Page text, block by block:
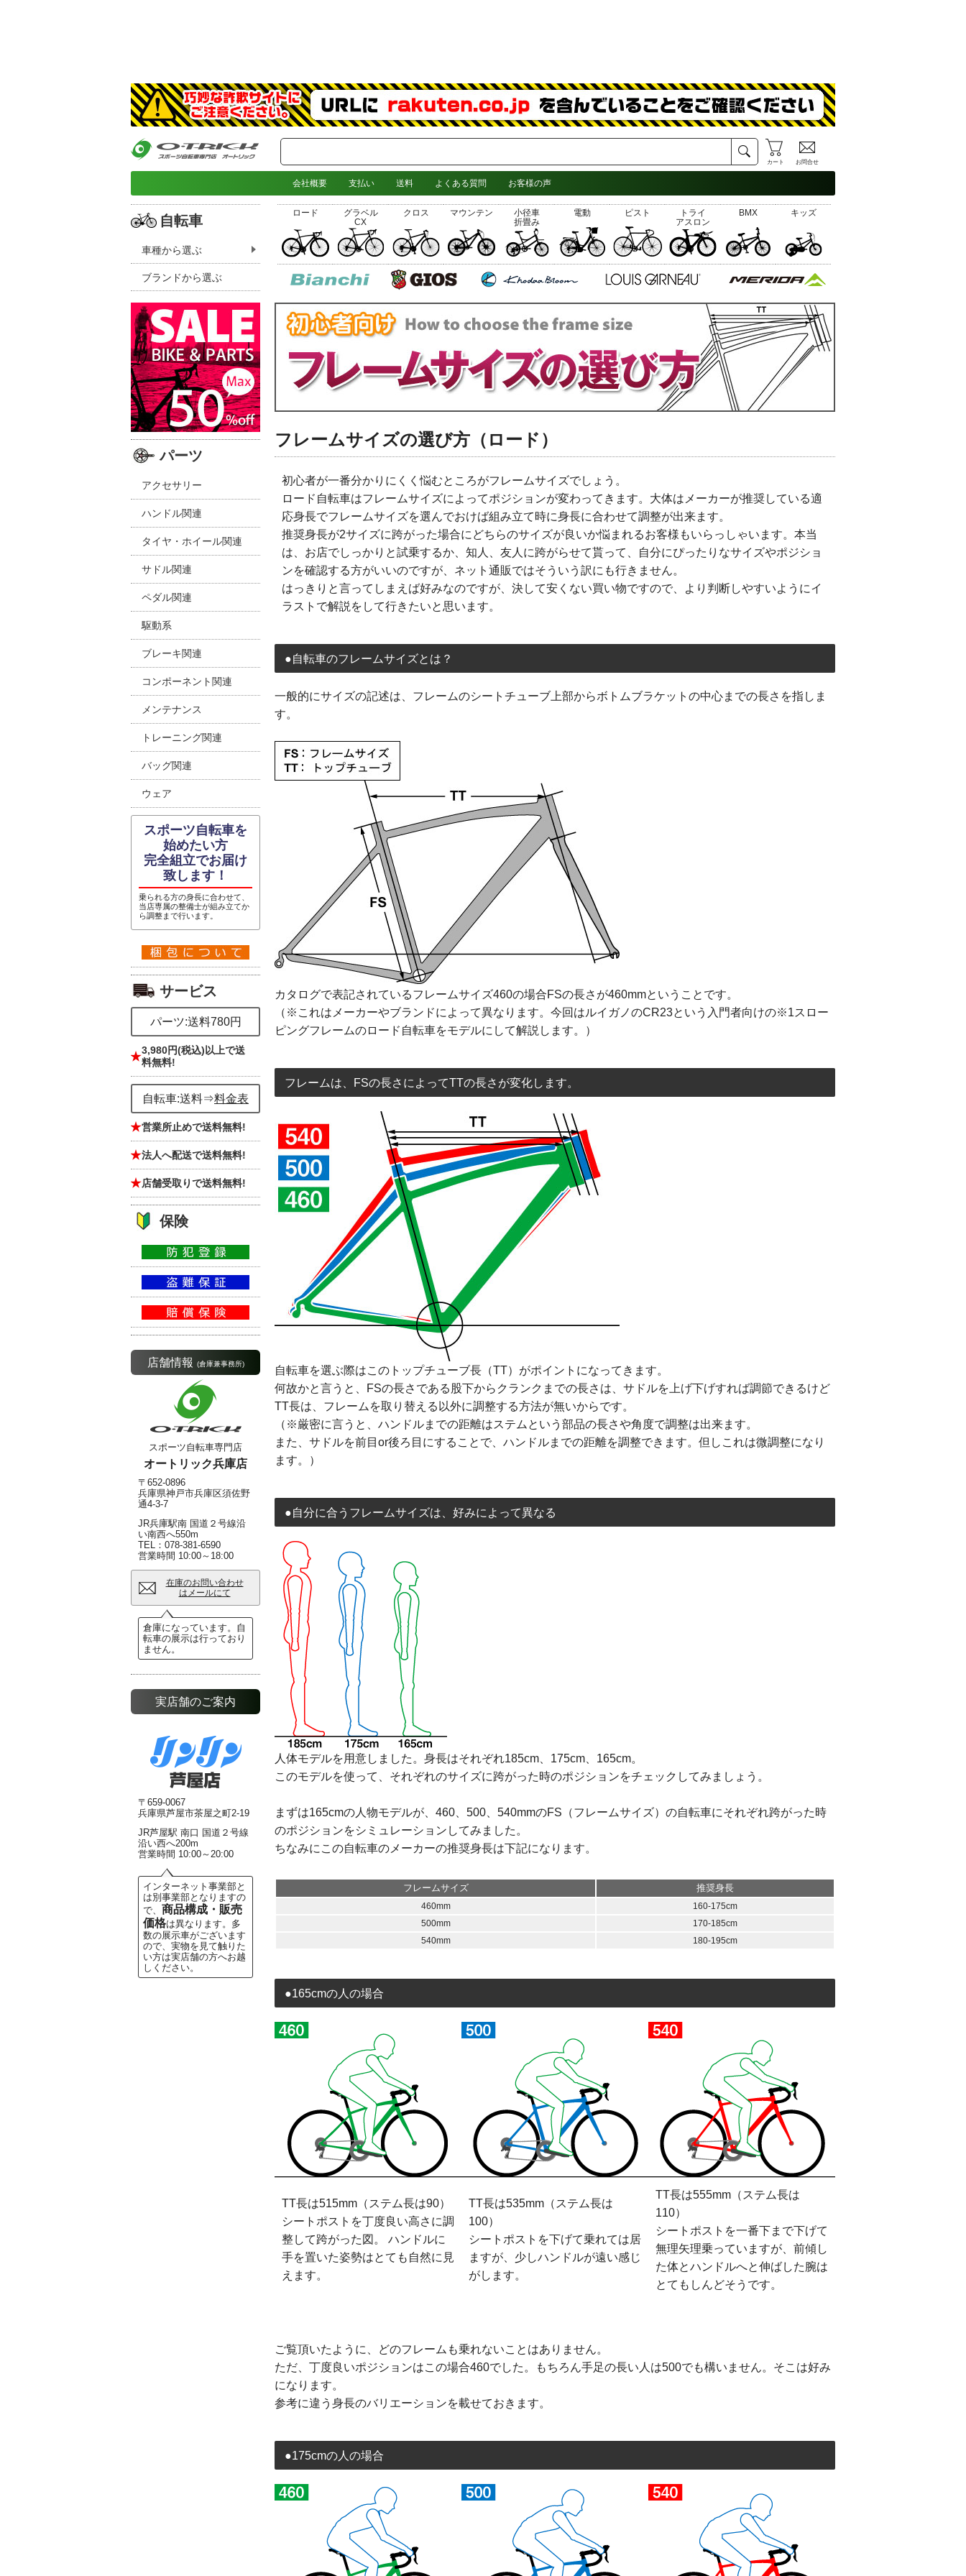
カート お問合せ
会社概要 支払い 送料 よくある質問 お客様の声
自転車
車種から選ぶ
ブランドから選ぶ
ロード
グラベル
CX
クロス マウンテン
小径車
折畳み
電動 ピスト
トライ
アスロン
BMX キッズ
パーツ
アクセサリー
ハンドル関連
タイヤ・ホイール関連
サドル関連
ペダル関連
駆動系
ブレーキ関連
コンポーネント関連
メンテナンス
トレーニング関連
バッグ関連
ウェア
スポーツ自転車を
始めたい方
完全組立でお届け
致します！
乗られる方の身長に合わせて、
当店専属の整備士が組み立てか
ら調整まで行います。
サービス
パーツ:送料780円
3,980円(税込)以上で送
料無料!
自転車:送料⇒料金表
営業所止めで送料無料!
法人へ配送で送料無料!
店舗受取りで送料無料!
保険
店舗情報 (倉庫兼事務所)
スポーツ自転車専門店
オートリック兵庫店
〒652-0896
兵庫県神戸市兵庫区須佐野
通4-3-7
JR兵庫駅南 国道２号線沿
い南西へ550m
TEL：078-381-6590
営業時間 10:00～18:00
在庫のお問い合わせ
はメールにて
倉庫になっています。自
転車の展示は行っており
ません。
実店舗のご案内
〒659-0067
兵庫県芦屋市茶屋之町2-19
JR芦屋駅 南口 国道２号線
沿い西へ200m
営業時間 10:00～20:00
インターネット事業部と
は別事業部となりますの
で、 商品構成・販売
価格は異なります。多
数の展示車がございます
ので、実物を見て触りた
い方は実店舗の方へお越
しください。
フレームサイズの選び方（ロード）
初心者が一番分かりにくく悩むところがフレームサイズでしょう。
ロード自転車はフレームサイズによってポジションが変わってきます。大体はメーカーが推奨している適
応身長でフレームサイズを選んでおけば組み立て時に身長に合わせて調整が出来ます。
推奨身長が2サイズに跨がった場合にどちらのサイズが良いか悩まれるお客様もいらっしゃいます。本当
は、お店でしっかりと試乗するか、知人、友人に跨がらせて貰って、自分にぴったりなサイズやポジショ
ンを確認する方がいいのですが、ネット通販ではそういう訳にも行きません。
はっきりと言ってしまえば好みなのですが、決して安くない買い物ですので、より判断しやすいようにイ
ラストで解説をして行きたいと思います。
●自転車のフレームサイズとは？
一般的にサイズの記述は、フレームのシートチューブ上部からボトムブラケットの中心までの長さを指しま
す。
カタログで表記されているフレームサイズ460の場合FSの長さが460mmということです。
（※これはメーカーやブランドによって異なります。今回はルイガノのCR23という入門者向けの※1スロー
ピングフレームのロード自転車をモデルにして解説します。）
フレームは、FSの長さによってTTの長さが変化します。
自転車を選ぶ際はこのトップチューブ長（TT）がポイントになってきます。
何故かと言うと、FSの長さである股下からクランクまでの長さは、サドルを上げ下げすれば調節できるけど
TT長は、フレームを取り替える以外に調整する方法が無いからです。
（※厳密に言うと、ハンドルまでの距離はステムという部品の長さや角度で調整は出来ます。
また、サドルを前目or後ろ目にすることで、ハンドルまでの距離を調整できます。但しこれは微調整になり
ます。）
●自分に合うフレームサイズは、好みによって異なる
人体モデルを用意しました。身長はそれぞれ185cm、175cm、165cm。
このモデルを使って、それぞれのサイズに跨がった時のポジションをチェックしてみましょう。
まずは165cmの人物モデルが、460、500、540mmのFS（フレームサイズ）の自転車にそれぞれ跨がった時
のポジションをシミュレーションしてみました。
ちなみにこの自転車のメーカーの推奨身長は下記になります。
フレームサイズ 推奨身長
460mm
160-175cm
500mm
170-185cm
540mm
180-195cm
●165cmの人の場合
TT長は515mm（ステム長は90）
シートポストを丁度良い高さに調
整して跨がった図。 ハンドルに
手を置いた姿勢はとても自然に見
えます。
TT長は535mm（ステム長は
100）
シートポストを下げて乗れては居
ますが、少しハンドルが遠い感じ
がします。
TT長は555mm（ステム長は
110）
シートポストを一番下まで下げて
無理矢理乗っていますが、前傾し
た体とハンドルへと伸ばした腕は
とてもしんどそうです。
ご覧頂いたように、どのフレームも乗れないことはありません。
ただ、丁度良いポジションはこの場合460でした。もちろん手足の長い人は500でも構いません。そこは好み
になります。
参考に違う身長のバリエーションを載せておきます。
●175cmの人の場合